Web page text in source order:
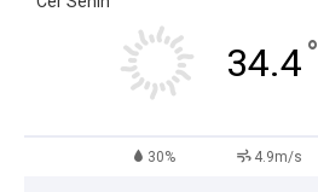
34.4°
30% 4.9m/s